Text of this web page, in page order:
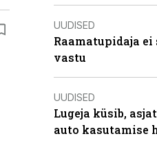
UUDISED
Raamatupidaja
vastu
UUDISED
Lugeja küsib,
auto kasutamise